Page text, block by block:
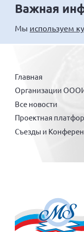
Важная
Мы используем
Главная
Организации
Все новости
Проектная
Съезды и